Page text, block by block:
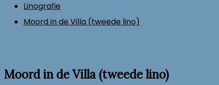
Linografie
Moord in de Villa (tweede lino)
Moord in de Villa (tweede lino)